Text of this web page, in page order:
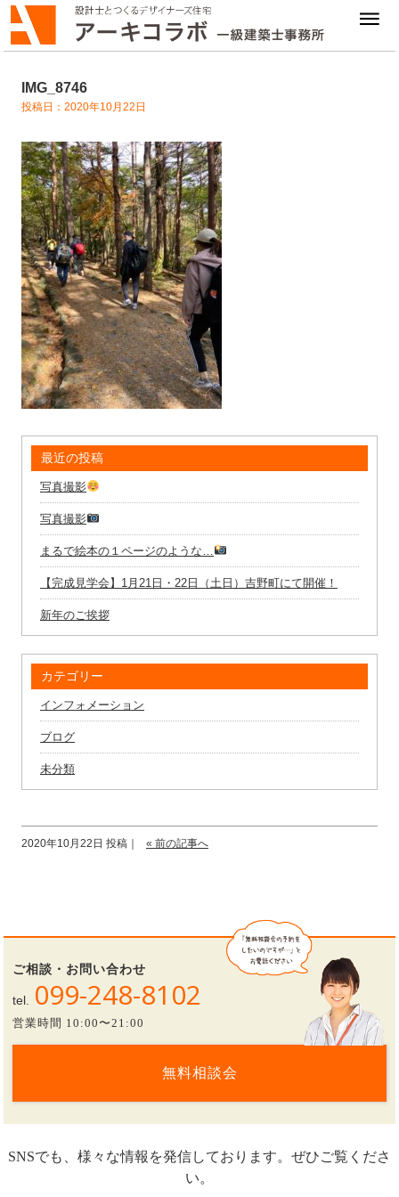
IMG_8746
投稿日：2020年10月22日
最近の投稿
写真撮影
写真撮影
まるで絵本の１ページのような…
【完成見学会】1月21日・22日（土日）吉野町にて開催！
新年のご挨拶
カテゴリー
インフォメーション
ブログ
未分類
2020年10月22日 投稿｜ « 前の記事へ
ご相談・お問い合わせ
tel. 099-248-8102
営業時間 10:00〜21:00
無料相談会
SNSでも、様々な情報を発信しております。ぜひご覧くださ
い。